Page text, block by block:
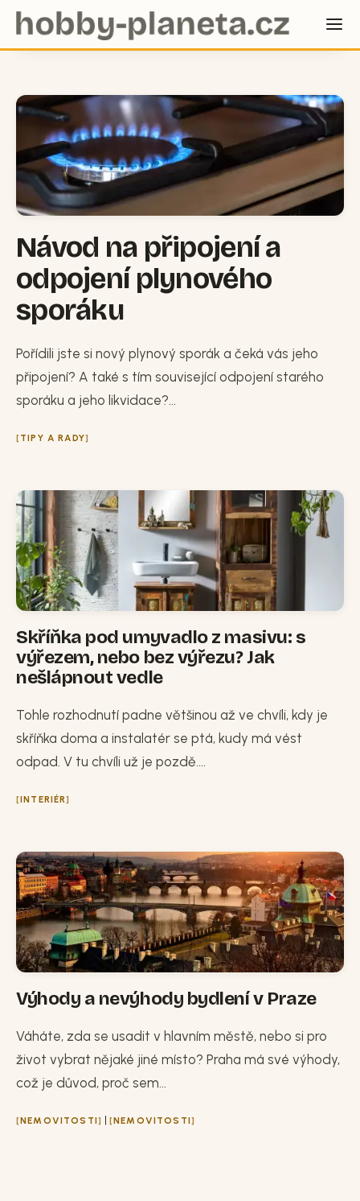
Návod na připojení a
odpojení plynového
sporáku
Pořídili jste si nový plynový sporák a čeká vás jeho
připojení? A také s tím související odpojení starého
sporáku a jeho likvidace?...
TIPY A RADY
Skříňka pod umyvadlo z masivu: s
výřezem, nebo bez výřezu? Jak
nešlápnout vedle
Tohle rozhodnutí padne většinou až ve chvíli, kdy je
skříňka doma a instalatér se ptá, kudy má vést
odpad. V tu chvíli už je pozdě....
INTERIÉR
Výhody a nevýhody bydlení v Praze
Váháte, zda se usadit v hlavním městě, nebo si pro
život vybrat nějaké jiné místo? Praha má své výhody,
což je důvod, proč sem...
NEMOVITOSTI | NEMOVITOSTI